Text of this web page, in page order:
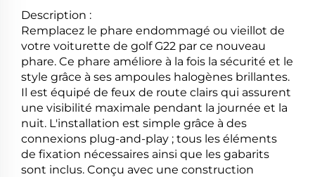
Description :
Remplacez le phare endommagé ou vieillot de
votre voiturette de golf G22 par ce nouveau
phare. Ce phare améliore à la fois la sécurité et le
style grâce à ses ampoules halogènes brillantes.
Il est équipé de feux de route clairs qui assurent
une visibilité maximale pendant la journée et la
nuit. L'installation est simple grâce à des
connexions plug-and-play ; tous les éléments
de fixation nécessaires ainsi que les gabarits
sont inclus. Conçu avec une construction